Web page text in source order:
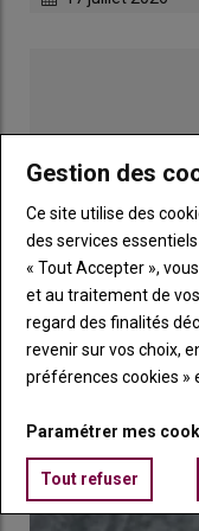
Mutuel et Caisse
pouvoirs publics : la
commerce et de
de Gironde et l’État.
Des zones
S’il s’agit d’un projet
présente encore
chiffrer l’ampleur de la
connaître le prix de
parcelles seront
LES PLUS LUS
Gestion des
Ce site utilise des
des services
« Tout Accepter »,
et au traitement de
regard des finalités
revenir sur vos choix,
préférences cookies »
Paramétrer mes
Tout refuser